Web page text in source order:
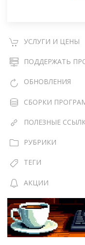
УСЛУГИ И ЦЕНЫ
ПОДДЕРЖАТЬ
ОБНОВЛЕНИЯ
СБОРКИ
ПОЛЕЗНЫЕ
РУБРИКИ
ТЕГИ
АКЦИИ